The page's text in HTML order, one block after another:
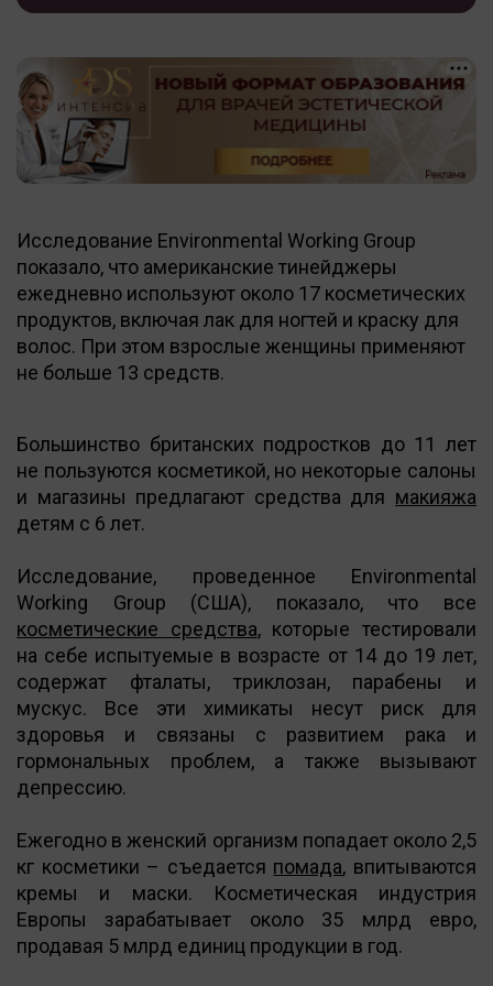
Исследование Environmental Working Group
показало, что американские тинейджеры
ежедневно используют около 17 косметических
продуктов, включая лак для ногтей и краску для
волос. При этом взрослые женщины применяют
не больше 13 средств.
Большинство британских подростков до 11 лет
не пользуются косметикой, но некоторые салоны
и магазины предлагают средства для макияжа
детям с 6 лет.
Исследование, проведенное Environmental
Working Group (США), показало, что все
косметические средства, которые тестировали
на себе испытуемые в возрасте от 14 до 19 лет,
содержат фталаты, триклозан, парабены и
мускус. Все эти химикаты несут риск для
здоровья и связаны с развитием рака и
гормональных проблем, а также вызывают
депрессию.
Ежегодно в женский организм попадает около 2,5
кг косметики – съедается помада, впитываются
кремы и маски. Косметическая индустрия
Европы зарабатывает около 35 млрд евро,
продавая 5 млрд единиц продукции в год.